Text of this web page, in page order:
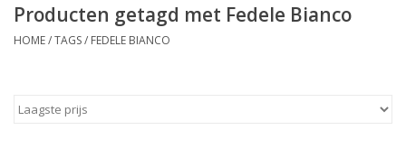
Barneveldse specialiteiten
Producten getagd met Fedele Bianco
HOME/TAGS/ FEDELE BIANCO